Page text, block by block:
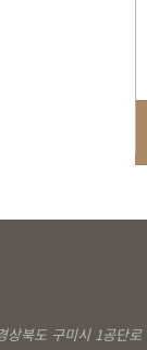
상북도 구미시 1공단로